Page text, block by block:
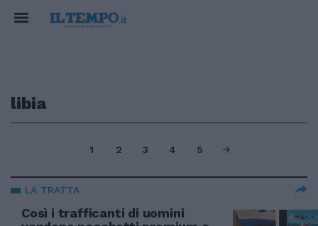
libia
1 2 3 4 5
LA TRATTA
Così i trafficanti di uomini